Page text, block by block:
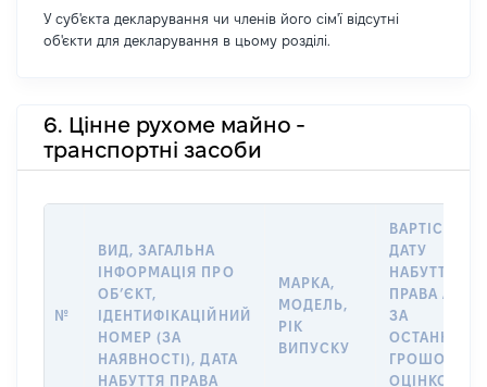
У суб'єкта декларування чи членів його сім'ї відсутні
об'єкти для декларування в цьому розділі.
6. Цінне рухоме майно -
транспортні засоби
№
ВИД, ЗАГАЛЬНА
ІНФОРМАЦІЯ ПРО
ОБʼЄКТ,
ІДЕНТИФІКАЦІЙНИЙ
НОМЕР (ЗА
НАЯВНОСТІ), ДАТА
НАБУТТЯ ПРАВА
МАРКА,
МОДЕЛЬ,
РІК
ВИПУСКУ
ВАРТІСТЬ НА
ДАТУ
НАБУТТЯ
ПРАВА АБО
ЗА
ГРОШОВОЮ
ОЦІНКОЮ,